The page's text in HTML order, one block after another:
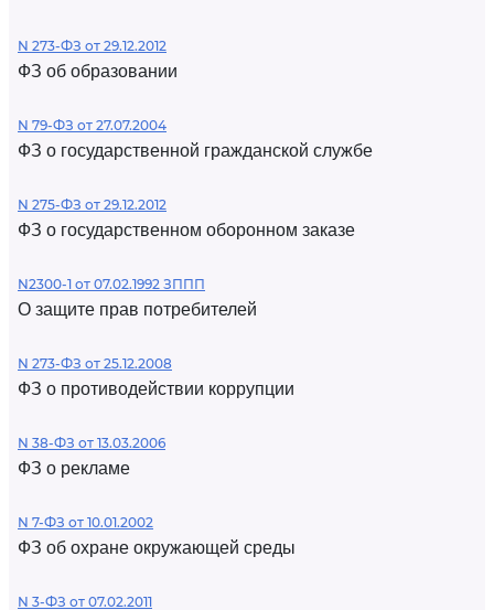
N 273-ФЗ от 29.12.2012
ФЗ об образовании
N 79-ФЗ от 27.07.2004
ФЗ о государственной гражданской службе
N 275-ФЗ от 29.12.2012
ФЗ о государственном оборонном заказе
N2300-1 от 07.02.1992 ЗППП
О защите прав потребителей
N 273-ФЗ от 25.12.2008
ФЗ о противодействии коррупции
N 38-ФЗ от 13.03.2006
ФЗ о рекламе
N 7-ФЗ от 10.01.2002
ФЗ об охране окружающей среды
N 3-ФЗ от 07.02.2011